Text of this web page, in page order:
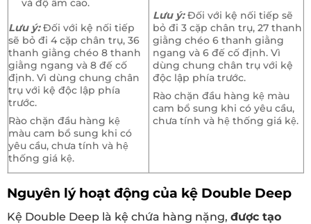
và độ ẩm cao.
Lưu ý:Đối với kệ nối tiếp
sẽ bỏ đi 4 cặp chân trụ, 36
thanh giằng chéo 8 thanh
giằng ngang và 8 đế cố
định. Vì dùng chung chân
trụ với kệ độc lập phía
trước.
Rào chặn đầu hàng kệ
màu cam bổ sung khi có
yêu cầu, chưa tính và hệ
thống giá kệ.
Lưu ý:Đối với kệ nối tiếp sẽ
bỏ đi 3 cặp chân trụ, 27 thanh
giằng chéo 6 thanh giằng
ngang và 6 đế cố định. Vì
dùng chung chân trụ với kệ
độc lập phía trước.
Rào chặn đầu hàng kệ màu
cam bổ sung khi có yêu cầu,
chưa tính và hệ thống giá kệ.
Nguyên lý hoạt động của kệ Double Deep
Kệ Double Deep là kệ chứa hàng nặng, được tạo